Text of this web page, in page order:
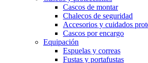
Cascos de montar
Chalecos de seguridad
Accesorios y cuidados
Cascos por encargo
Equipación
Espuelas y correas
Fustas y portafustas